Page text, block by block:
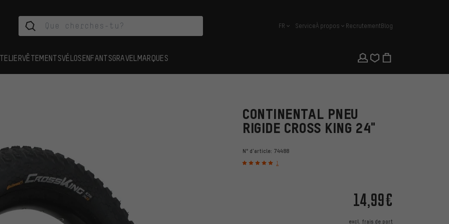
français
FR ServiceÀ propos RecrutementBlog
VÊTEMENTSVÉLOSENFANTSGRAVEL MARQUES
CONTINENTAL PNEU
RIGIDE CROSS KING 24"
N° d'article: 74488
1
14,99€
excl. frais de port